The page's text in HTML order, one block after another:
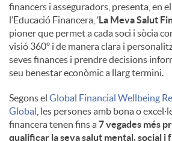
financers i asseguradors, presenta, en
l’Educació Financera, ‘La Meva Salut
pioner que permet a cada soci i sòcia
visió 360º i de manera clara i
seves finances i prendre decisions
seu benestar econòmic a llarg termini.
Segons el Global Financial Wellbeing
Global , les persones amb bona o
financera tenen fins a7 vegades més
qualificar la seva salut mental, social i